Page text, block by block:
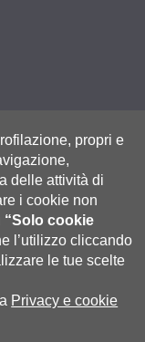
propri e
delle attività di
i cookie non
“Solo cookie
l’utilizzo cliccando
le tue scelte
Privacy e cookie